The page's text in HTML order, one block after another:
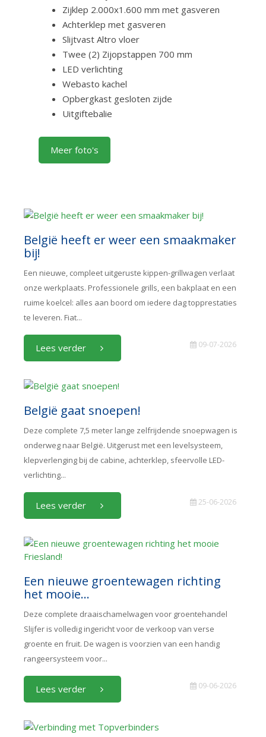
Zijklep 2.000x1.600 mm met gasveren
Achterklep met gasveren
Slijtvast Altro vloer
Twee (2) Zijopstappen 700 mm
LED verlichting
Webasto kachel
Opbergkast gesloten zijde
Uitgiftebalie
Meer foto's
België heeft er weer een smaakmaker
bij!
Een nieuwe, compleet uitgeruste kippen-grillwagen verlaat
onze werkplaats. Professionele grills, een bakplaat en een
ruime koelcel: alles aan boord om iedere dag topprestaties
te leveren. Fiat...
Lees verder 09-07-2026
België gaat snoepen!
Deze complete 7,5 meter lange zelfrijdende snoepwagen is
onderweg naar België. Uitgerust met een levelsysteem,
klepverlenging bij de cabine, achterklep, sfeervolle LED-
verlichting...
Lees verder 25-06-2026
Een nieuwe groentewagen richting
het mooie...
Deze complete draaischamelwagen voor groentehandel
Slijfer is volledig ingericht voor de verkoop van verse
groente en fruit. De wagen is voorzien van een handig
rangeersysteem voor...
Lees verder 09-06-2026